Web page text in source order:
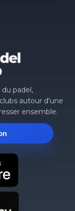
padel,
autour d'une
ensemble.